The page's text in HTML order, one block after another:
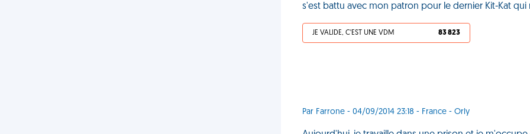
s'est battu avec mon patron pour le dernier Kit-Kat qui
JE VALIDE, C'EST UNE VDM 83 823
Par Farrone - 04/09/2014 23:18 - France - Orly